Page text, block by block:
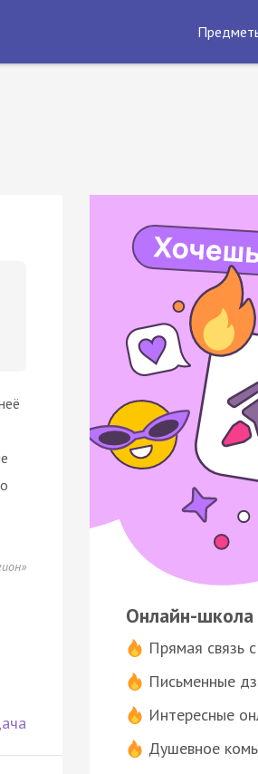
Онлайн-школа
Прямая связь
Письменные
Интересные
Душевное